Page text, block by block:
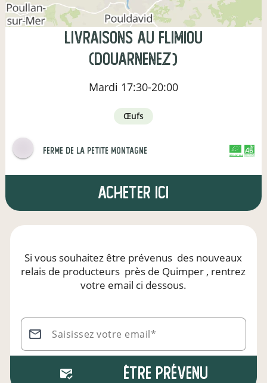
Livraisons au Flimiou
(Douarnenez)
Mardi 17:30-20:00
œufs
ferme de la petite montagne CERTIFIÉ PAR FR-BIO-01
AGRICULTURE FRANCE
Acheter ici
Si vous souhaitez être prévenus des nouveaux
relais de producteurs près de Quimper , rentrez
votre email ci dessous.
Saisissez votre email*
Être prévenu